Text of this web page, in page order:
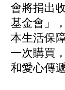
會將捐出
基金會」
本生活保
一次購買
和愛心傳遞